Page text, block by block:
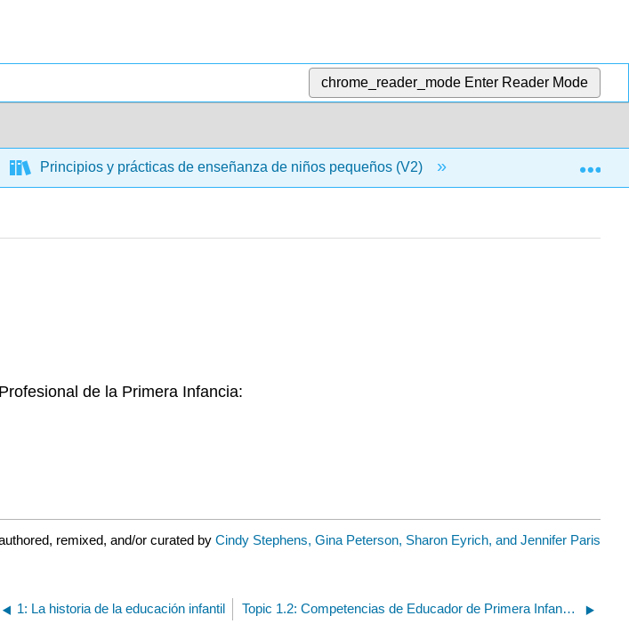
chrome_reader_mode Enter Reader Mode
Principios y prácticas de enseñanza de niños pequeños (V2) 1: La historia de la
de la Primera Infancia:
remixed, and/or curated by Cindy Stephens, Gina Peterson, Sharon Eyrich, and Jennifer Paris
1: La historia de la educación infantil Topic 1.2: Competencias de Educador de Primera Infancia de California